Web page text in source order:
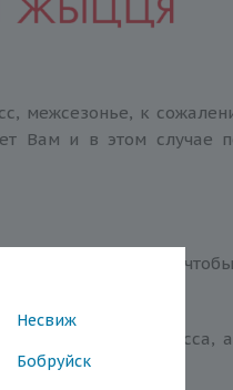
Несвиж
Бобруйск
межсезонье, к
Вам и в этом случае
травами. Кстати,
процесса,